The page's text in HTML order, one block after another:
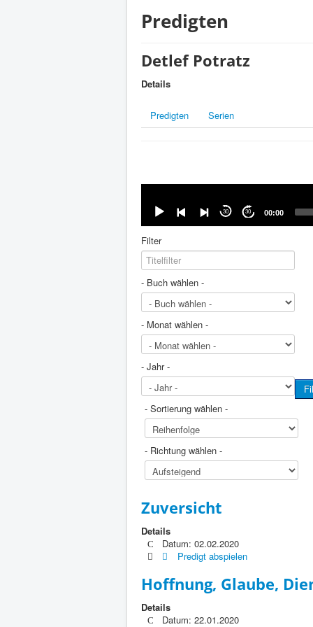
Predigten
Detlef Potratz
Details
Predigten Serien
30 30 00:00
Filter
- Buch wählen -
- Monat wählen -
- Jahr -
- Sortierung wählen -
- Richtung wählen -
Zuversicht
Details
Datum: 02.02.2020
Predigt abspielen
Hoffnung, Glaube,
Details
Datum: 22.01.2020